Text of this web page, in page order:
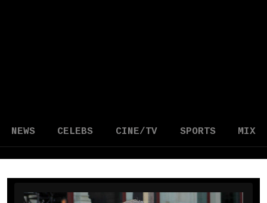
NEWS CELEBS CINE/TV SPORTS MIX